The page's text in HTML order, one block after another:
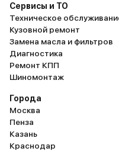
авто, Киа Соренто Прайм,
вентиляция почти не
одно слово. Конечно же,
преемственность
Новый Прадо - это всё
добрая и надёжная
год я проехал 65000 км и
не менял, кроме
Кстати, ещё из
аэродинамику, почти нет
от зеркал и от колёс на
Сервисы и ТО
Техническое
Кузовной ремонт
Замена масла и фильтров
Диагностика
Ремонт КПП
Шиномонтаж
Города
Москва
Пенза
Казань
Краснодар